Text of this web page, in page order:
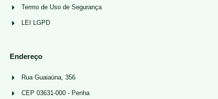
Termo de Uso de Segurança
LEI LGPD
Endereço
Rua Guaiaúna, 356
CEP 03631-000 - Penha